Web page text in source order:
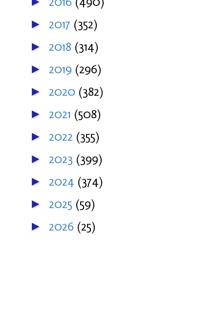
► 2017 (352)
► 2018 (314)
► 2019 (296)
► 2020 (382)
► 2021 (508)
► 2022 (355)
► 2023 (399)
► 2024 (374)
► 2025 (59)
► 2026 (25)